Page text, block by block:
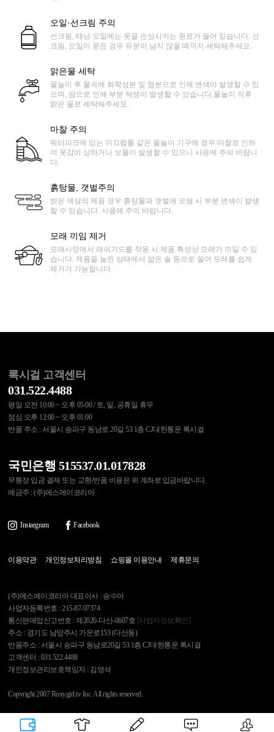
오일·선크림 주의
선크림, 태닝 오일에는 옷을 손상시키는 원료가 들어 있습니다. 선
크림, 오일이 묻은 경우 유분이 남지 않을 때까지 세탁해주세요.
맑은물 세탁
물놀이 후 물속에 화학성분 및 염분으로 인해 변색이 발생할 수 있
으며, 땀으로 인해 부분 탁생이 발생할 수 있습니다.물놀이 직후
맑은 물로 세탁해주세요.
마찰 주의
워터파크에 있는 미끄럼틀 같은 물놀이 기구에 경우 마찰로 인하
여 옷감이 상하거나 보풀이 발생할 수 있으니 사용에 주의 바랍니
다.
흙탕물, 갯벌주의
밝은 색상의 제품 경우 흙탕물과 갯벌에 오염 시 부분 변색이 발생
할 수 있습니다. 사용에 주의 바랍니다.
모래 끼임 제거
모래사장에서 래쉬가드를 착용 시 제품 특성상 모래가 끼일 수 있
습니다. 제품을 늘린 상태에서 얇은 솔 등으로 쓸어 모래를 쉽게
제거가 가능합니다.
록시걸 고객센터
031.522.4488
평일 오전 10:00 ~ 오후 05:00 / 토, 일, 공휴일 휴무
점심 오후 12:00 ~ 오후 01:00
반품 주소 : 서울시 송파구 동남로 20길 53 1층 CJ대한통운 록시걸
국민은행 515537.01.017828
무통장 입금 결제 또는 교환/반품 비용은 위 계좌로 입금바랍니다.
예금주 : (주)에스에이코리아
Instargram Facebook
이용약관 개인정보처리방침 쇼핑몰 이용안내 제휴문의
(주)에스에이코리아 대표이사 : 송수아
사업자등록번호 : 215-87-97374
통신판매업신고번호 : 제2020-다산-0607호 [사업자정보확인]
주소 : 경기도 남양주시 가운로153 (다산동)
반품주소 : 서울시 송파구 동남로20길 53 1층 CJ대한통운 록시걸
고객센터 : 031.522.4488
개인정보관리보호책임자 : 김영석
Copyright 2007 Roxygirl.tv Inc. All rights reserved.
록시걸 PC Ver